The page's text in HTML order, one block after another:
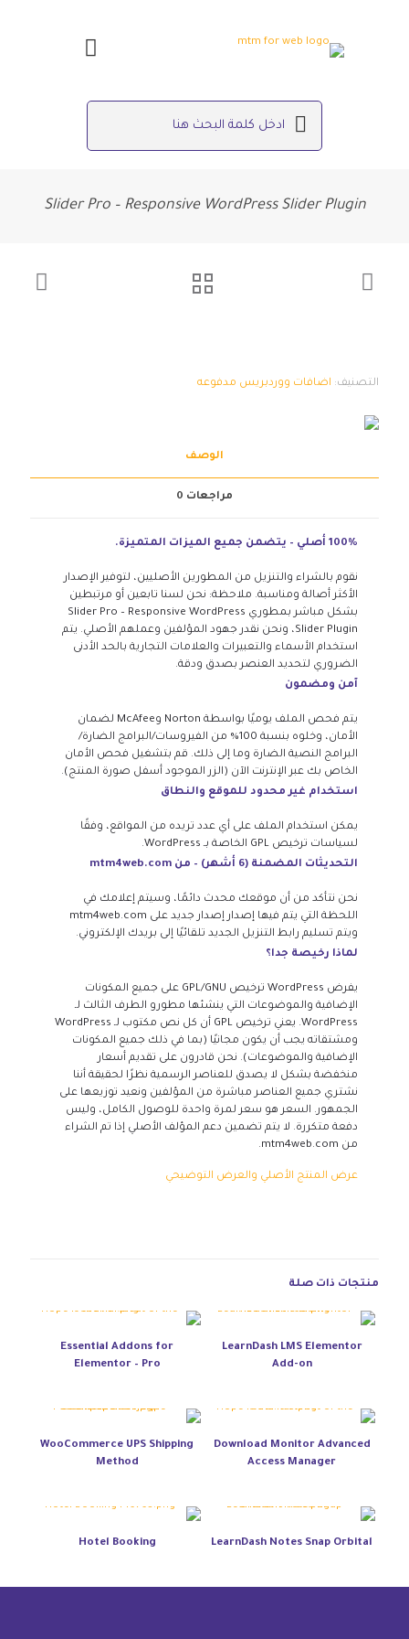
Slider Pro – Responsive WordPress Slider Plugin
التصنيف: اضافات ووردبريس مدفوعه
الوصف
مراجعات 0
100% أصلي – يتضمن جميع الميزات المتميزة.
نقوم بالشراء والتنزيل من المطورين الأصليين، لتوفير الإصدار
الأكثر أصالة ومناسبة. ملاحظة: نحن لسنا تابعين أو مرتبطين
بشكل مباشر بمطوري Slider Pro – Responsive WordPress
Slider Plugin، ونحن نقدر جهود المؤلفين وعملهم الأصلي. يتم
استخدام الأسماء والتعبيرات والعلامات التجارية بالحد الأدنى
الضروري لتحديد العنصر بصدق ودقة.
آمن ومضمون
يتم فحص الملف يوميًا بواسطة Norton وMcAfee لضمان
الأمان، وخلوه بنسبة 100% من الفيروسات/البرامج الضارة/
البرامج النصية الضارة وما إلى ذلك. قم بتشغيل فحص الأمان
الخاص بك عبر الإنترنت الآن (الزر الموجود أسفل صورة المنتج).
استخدام غير محدود للموقع والنطاق
يمكن استخدام الملف على أي عدد تريده من المواقع، وفقًا
لسياسات ترخيص GPL الخاصة بـ WordPress.
التحديثات المضمنة (6 أشهر) – من mtm4web.com
نحن نتأكد من أن موقعك محدث دائمًا، وسيتم إعلامك في
اللحظة التي يتم فيها إصدار إصدار جديد على mtm4web.com
ويتم تسليم رابط التنزيل الجديد تلقائيًا إلى بريدك الإلكتروني.
لماذا رخيصة جدا؟
يفرض WordPress ترخيص GPL/GNU على جميع المكونات
الإضافية والموضوعات التي ينشئها مطورو الطرف الثالث لـ
WordPress. يعني ترخيص GPL أن كل نص مكتوب لـ WordPress
ومشتقاته يجب أن يكون مجانيًا (بما في ذلك جميع المكونات
الإضافية والموضوعات). نحن قادرون على تقديم أسعار
منخفضة بشكل لا يصدق للعناصر الرسمية نظرًا لحقيقة أننا
نشتري جميع العناصر مباشرة من المؤلفين ونعيد توزيعها على
الجمهور. السعر هو سعر لمرة واحدة للوصول الكامل، وليس
دفعة متكررة. لا يتم تضمين دعم المؤلف الأصلي إذا تم الشراء
من mtm4web.com.
عرض المنتج الأصلي والعرض التوضيحي
منتجات ذات صلة
LearnDash LMS Elementor
Add-on
Essential Addons for
Elementor – Pro
Download Monitor Advanced
Access Manager
WooCommerce UPS Shipping
Method
LearnDash Notes Snap Orbital
Hotel Booking